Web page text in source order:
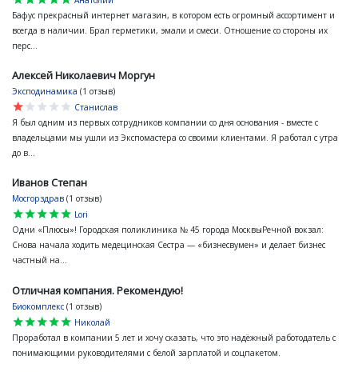
Бафус прекрасный интернет магазин, в котором есть огромный ассортимент и
всегда в наличии. Брал герметики, эмали и смеси. Отношение со стороны их
перс...
Алексей Николаевич Моргун
Эксподинамика (1 отзыв)
star
star
star
star
star
Станислав
Я был одним из первых сотрудников компании со дня основания - вместе с
владельцами мы ушли из Экспомастера со своими клиентами. Я работал с утра
до в...
Иванов Степан
Мосгорздрав (1 отзыв)
star
star
star
star
star
Lori
Одни «Плюсы»! Городская поликлиника № 45 города МосквыРечной вокзал:
Снова начала ходить медецинская Сестра — «бизнесвумен» и делает бизнес
частный на...
Отличная компания. Рекомендую!
Биокомплекс (1 отзыв)
star
star
star
star
star
Николай
Проработал в компании 5 лет и хочу сказать, что это надёжный работодатель с
понимающими руководителями с белой зарплатой и соцпакетом.